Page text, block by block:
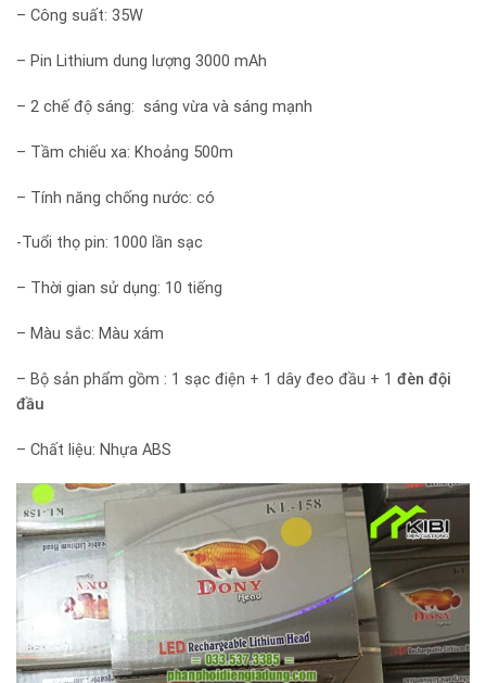
– Công suất: 35W
– Pin Lithium dung lượng 3000 mAh
– 2 chế độ sáng: sáng vừa và sáng mạnh
– Tầm chiếu xa: Khoảng 500m
– Tính năng chống nước: có
-Tuổi thọ pin: 1000 lần sạc
– Thời gian sử dụng: 10 tiếng
– Màu sắc: Màu xám
– Bộ sản phẩm gồm : 1 sạc điện + 1 dây đeo đầu + 1 đèn đội
đầu
– Chất liệu: Nhựa ABS